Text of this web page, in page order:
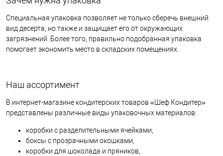
Специальная упаковка позволяет не только сберечь внешний
вид десерта, но также и защищает его от окружающих
загрязнений. Более того, правильно подобранная упаковка
помогает экономить место в складских помещениях.
Наш ассортимент
В интернет-магазине кондитерских товаров «Шеф Кондитер»
представлены различные виды упаковочных материалов:
коробки с разделительными ячейками,
боксы с прозрачными окошками,
коробки для шоколада и пряников,